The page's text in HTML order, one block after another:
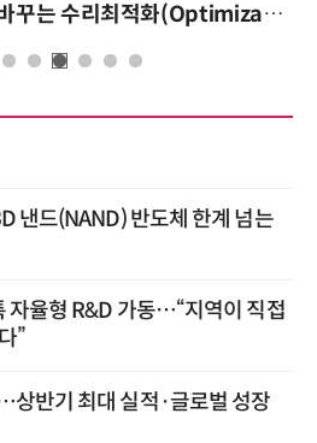
AI 시대의 의사결정을 바꾸는 수리최적화(Optimization): 실제 산업 적용 사례와 활용 전략
낸드(NAND) 반도체 한계 넘는
자율형 R&D 가동…“지역이 직접
”
상반기 최대 실적·글로벌 성장